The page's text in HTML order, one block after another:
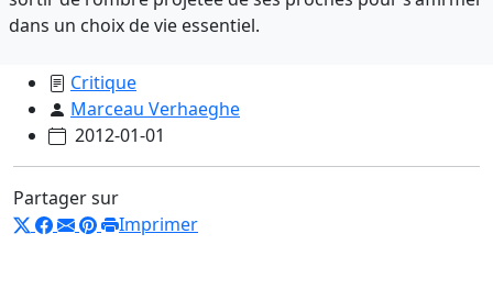
dans un choix de vie essentiel.
Critique
Marceau Verhaeghe
2012-01-01
Partager sur
Imprimer